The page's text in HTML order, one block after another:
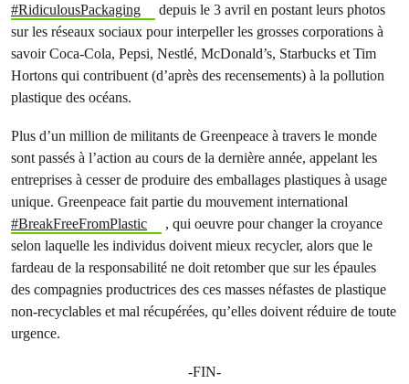
#RidiculousPackaging
depuis le 3 avril en postant leurs photos
sur les réseaux sociaux pour interpeller les grosses corporations à
savoir Coca-Cola, Pepsi, Nestlé, McDonald’s, Starbucks et Tim
Hortons qui contribuent (d’après des recensements) à la pollution
plastique des océans.
Plus d’un million de militants de Greenpeace à travers le monde
sont passés à l’action au cours de la dernière année, appelant les
entreprises à cesser de produire des emballages plastiques à usage
unique. Greenpeace fait partie du mouvement international
#BreakFreeFromPlastic
, qui oeuvre pour changer la croyance
selon laquelle les individus doivent mieux recycler, alors que le
fardeau de la responsabilité ne doit retomber que sur les épaules
des compagnies productrices des ces masses néfastes de plastique
non-recyclables et mal récupérées, qu’elles doivent réduire de toute
urgence.
-FIN-